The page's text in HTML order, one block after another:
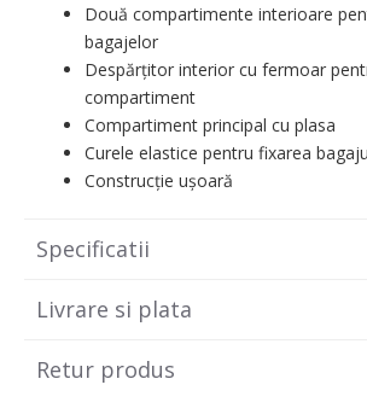
Două compartimente interioare
bagajelor
Despărțitor interior cu fermoar
compartiment
Compartiment principal cu plasa
Curele elastice pentru fixarea
Construcție ușoară
Specificatii
Livrare si plata
Retur produs